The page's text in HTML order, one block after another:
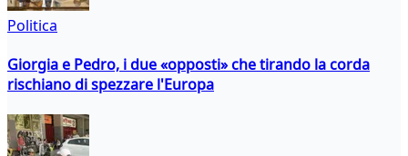
Politica
Giorgia e Pedro, i due «opposti» che tirando la corda
rischiano di spezzare l'Europa